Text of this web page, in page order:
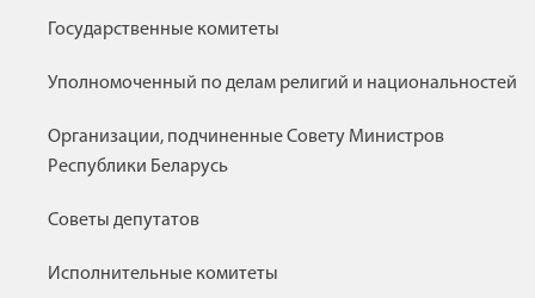
Государственные комитеты
Уполномоченный по делам религий и национальностей
Организации, подчиненные Совету Министров
Республики Беларусь
Советы депутатов
Исполнительные комитеты